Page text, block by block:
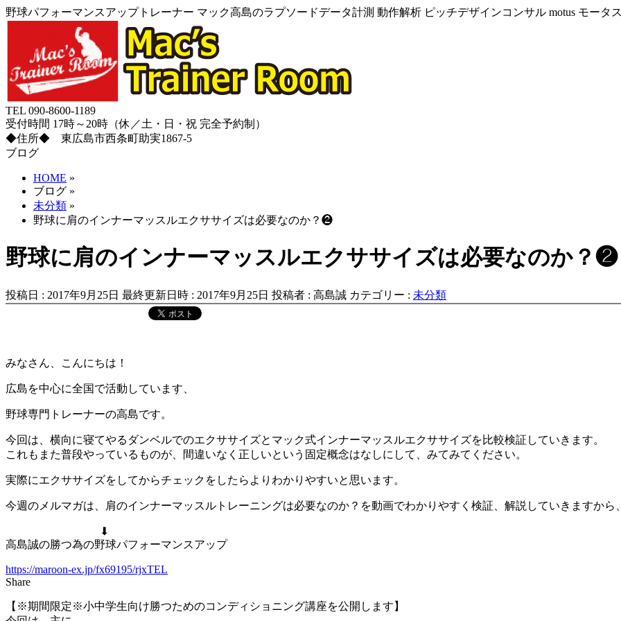
野球パフォーマンスアップトレーナー マック高島のラプソードデータ計測 動作解析 ピッチデザインコンサル motus モー
TEL 090-8600-1189
受付時間 17時～20時（休／土・日・祝 完全予約制）
◆住所◆ 東広島市西条町助実1867-5
ブログ
HOME »
ブログ »
未分類 »
野球に肩のインナーマッスルエクササイズは必要なのか？❷
野球に肩のインナーマッスルエクササイズは必要なのか？❷
投稿日 : 2017年9月25日 最終更新日時 : 2017年9月25日 投稿者 : 高島誠 カテゴリー : 未分類
みなさん、こんにちは！
広島を中心に全国で活動しています、
野球専門トレーナーの高島です。
今回は、横向に寝てやるダンベルでのエクササイズとマック式インナーマッスルエクササイズを比較検証していきます。
これもまた普段やっているものが、間違いなく正しいという固定概念はなしにして、みてみてください。
実際にエクササイズをしてからチェックをしたらよりわかりやすいと思います。
今週のメルマガは、肩のインナーマッスルトレーニングは必要なのか？を動画でわかりやすく検証、解説していきますから
⬇︎
高島誠の勝つ為の野球パフォーマンスアップ
https://maroon-ex.jp/fx69195/rjxTEL
Share
【※期間限定※小中学生向け勝つためのコンディショニング講座を公開します】